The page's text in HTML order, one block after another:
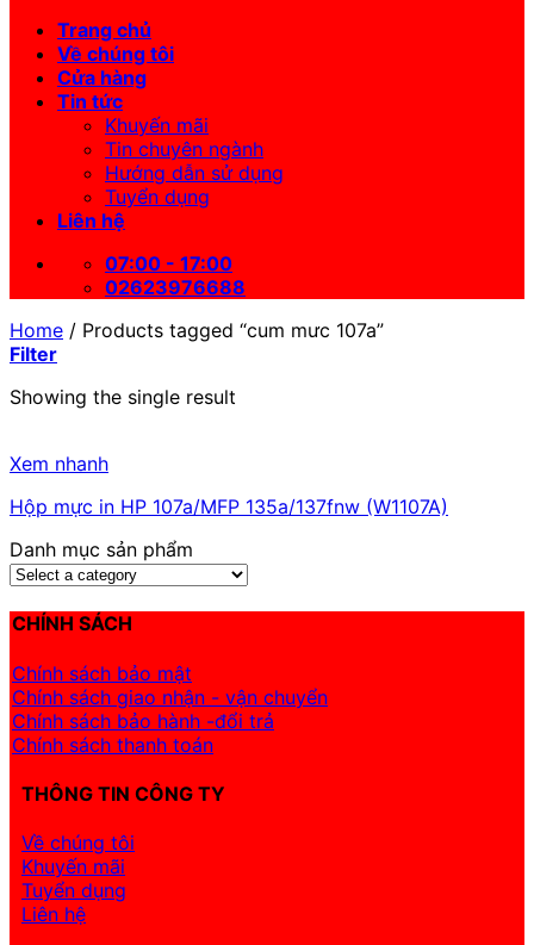
Trang chủ
Về chúng tôi
Cửa hàng
Tin tức
Khuyến mãi
Tin chuyên ngành
Hướng dẫn sử dụng
Tuyển dụng
Liên hệ
07:00 - 17:00
02623976688
Home / Products tagged “cum mưc 107a”
Filter
Showing the single result
Xem nhanh
Hộp mực in HP 107a/MFP 135a/137fnw (W1107A)
Danh mục sản phẩm
CHÍNH SÁCH
Chính sách bảo mật
Chính sách giao nhận - vận chuyển
Chính sách bảo hành -đổi trả
Chính sách thanh toán
THÔNG TIN CÔNG TY
Về chúng tôi
Khuyến mãi
Tuyển dụng
Liên hệ